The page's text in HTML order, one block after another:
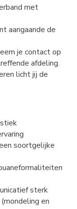
met
aangaande de
je contact op
afdeling.
licht jij de
soortgelijke
sterk
en